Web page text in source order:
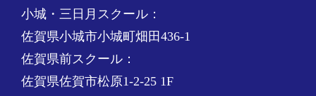
小城・三日月スクール：
佐賀県小城市小城町畑田436-1
佐賀県前スクール：
佐賀県佐賀市松原1-2-25 1F